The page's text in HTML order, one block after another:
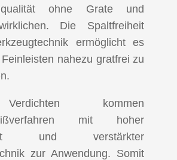
ohne Grate und
Die Spaltfreiheit
ermöglicht es
nahezu gratfrei zu
kommen
mit hoher
und verstärkter
zur Anwendung. Somit